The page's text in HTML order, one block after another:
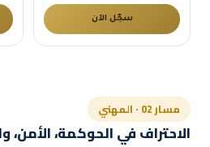
سجّل الآن
مسار 02 · المهني
الاحتراف في الحوكمة، الأمن،